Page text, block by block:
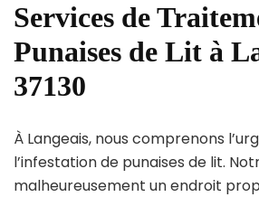
Services de
Punaises de Lit à
37130
À Langeais, nous comprenons
l’infestation de punaises de lit.
malheureusement un endroit